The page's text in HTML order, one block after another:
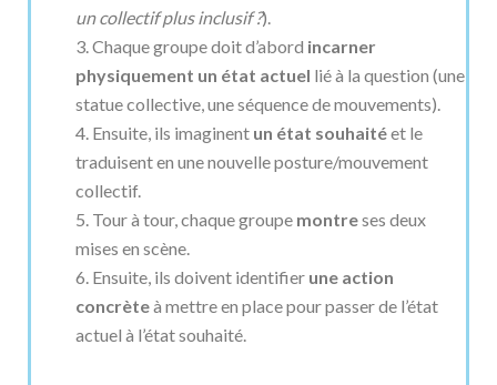
un collectif plus inclusif ?).
Chaque groupe doit d’abord incarner
physiquement un état actuel lié à la question (une
statue collective, une séquence de mouvements).
Ensuite, ils imaginent un état souhaitéet le
traduisent en une nouvelle posture/mouvement
collectif.
Tour à tour, chaque groupe montreses deux
mises en scène.
Ensuite, ils doivent identifier une action
concrèteà mettre en place pour passer de l’état
actuel à l’état souhaité.